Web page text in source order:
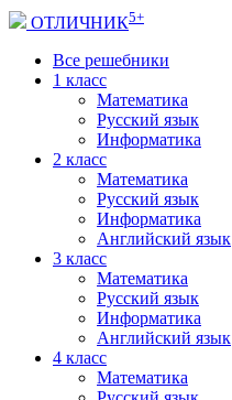
ОТЛИЧНИК5+
Все решебники
1 класс
Математика
Русский язык
Информатика
2 класс
Математика
Русский язык
Информатика
Английский язык
3 класс
Математика
Русский язык
Информатика
Английский язык
4 класс
Математика